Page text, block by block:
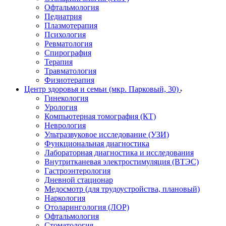
Офтальмология
Педиатрия
Плазмотерапия
Психология
Ревматология
Спирография
Терапия
Травматология
Физиотерапия
Центр здоровья и семьи (мкр. Парковый, 30)
Гинекология
Урология
Компьютерная томография (КТ)
Неврология
Ультразвуковое исследование (УЗИ)
Функциональная диагностика
Лабораторная диагностика и исследования
Внутритканевая электростимуляция (ВТЭС)
Гастроэнтерология
Дневной стационар
Медосмотр (для трудоустройства, плановый)
Наркология
Отоларингология (ЛОР)
Офтальмология